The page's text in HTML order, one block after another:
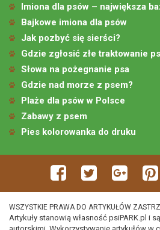
Imiona dla psów – największa
Bajkowe imiona dla psów
Jak pozbyć się sierści?
Gdzie zgłosić złe traktowanie
Słowa na pożegnanie psa
Gdzie nad morze z psem?
Plaże dla psów w Polsce
Zabawy z psem
Pies kolorowanka do druku
WSZYSTKIE PRAWA DO ARTYKUŁÓW
Artykuły stanowią własność psiPARK.pl i